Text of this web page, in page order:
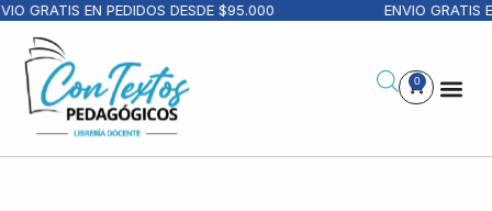
GRATIS EN PEDIDOS DESDE $95.000 ENVIO GRATIS
0